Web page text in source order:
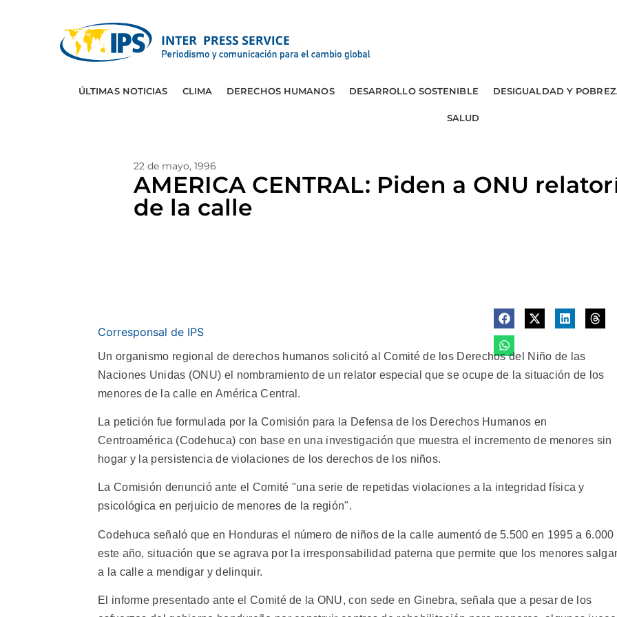
ÚLTIMAS NOTICIAS CLIMA DERECHOS HUMANOS DESARROLLO SOSTENIBLE DESIGUALDAD Y
SALUD
22 de mayo, 1996
AMERICA CENTRAL: Piden a ONU
de la calle
Corresponsal de IPS
Un organismo regional de derechos humanos solicitó al Comité de los Derechos del Niño de las
Naciones Unidas (ONU) el nombramiento de un relator especial que se ocupe de la situación de los
menores de la calle en América Central.
La petición fue formulada por la Comisión para la Defensa de los Derechos Humanos en
Centroamérica (Codehuca) con base en una investigación que muestra el incremento de menores sin
hogar y la persistencia de violaciones de los derechos de los niños.
La Comisión denunció ante el Comité "una serie de repetidas violaciones a la integridad física y
psicológica en perjuicio de menores de la región".
Codehuca señaló que en Honduras el número de niños de la calle aumentó de 5.500 en 1995 a 6.000
este año, situación que se agrava por la irresponsabilidad paterna que permite que los menores
a la calle a mendigar y delinquir.
El informe presentado ante el Comité de la ONU, con sede en Ginebra, señala que a pesar de los